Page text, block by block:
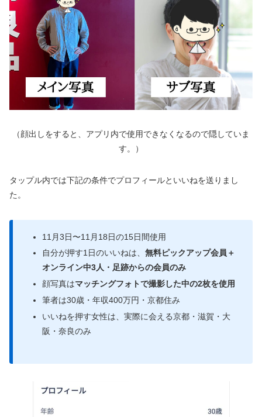
（顔出しをすると、アプリ内で使用できなくなるので隠していま
す。）
タップル内では下記の条件でプロフィールといいねを送りまし
た。
11月3日〜11月18日の15日間使用
自分が押す1日のいいねは、 無料ピックアップ会員＋
オンライン中3人・足跡からの会員のみ
顔写真はマッチングフォトで撮影した中の2枚を使用
筆者は30歳・年収400万円・京都住み
いいねを押す女性は、実際に会える京都・滋賀・大
阪・奈良のみ